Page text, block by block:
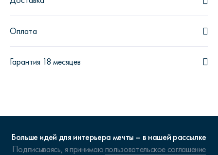
Оплата
Гарантия 18 месяцев
Больше идей для интерьера мечты – в нашей рассылке
Подписываясь, я принимаюпользовательское соглашение